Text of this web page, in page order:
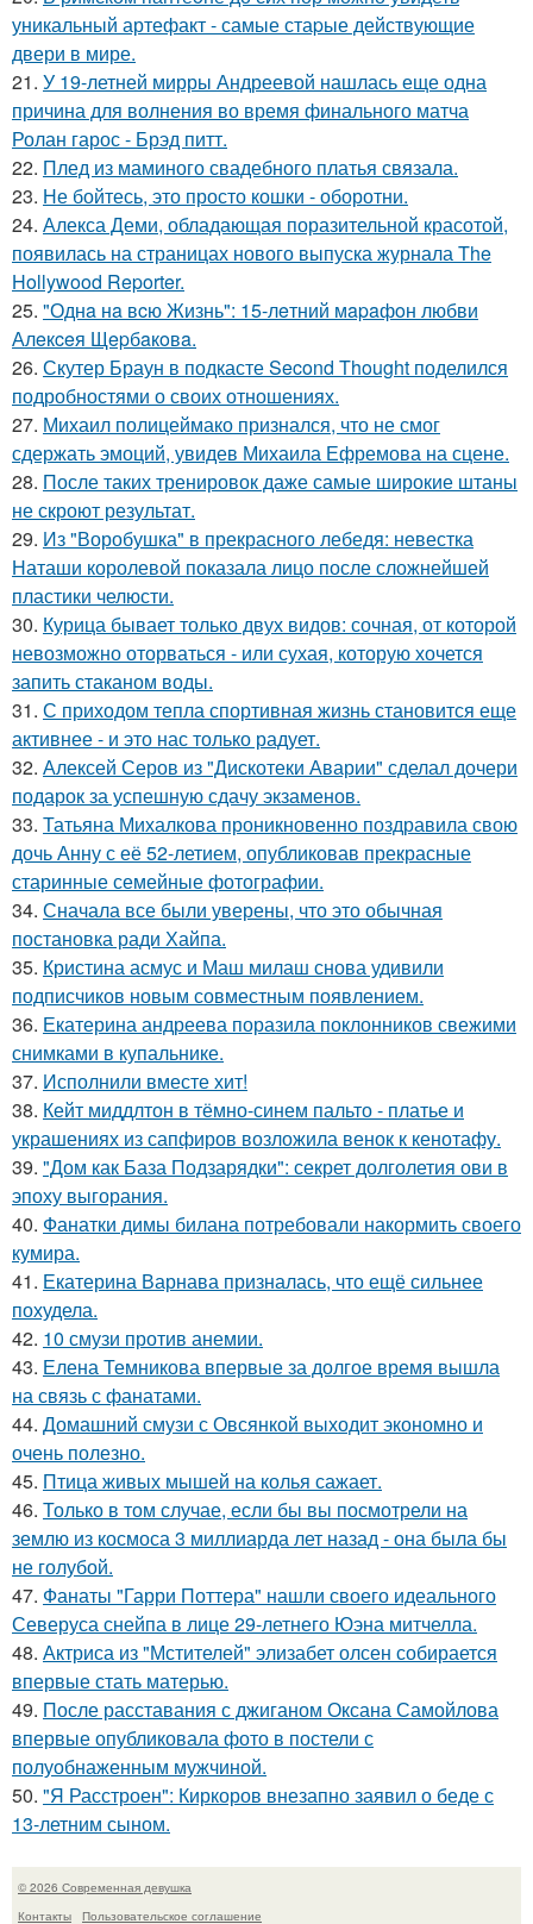
уникальный артефакт - самые стаpые действующие
двери в мире.
21. У 19-летней мирры Андреевой нашлась еще одна
причина для волнения во время финального матча
Ролан гарос - Брэд питт.
22. Плед из маминого свадебного платья связала.
23. Не бойтесь, это просто кошки - оборотни.
24. Алекса Деми, обладающая поразительной красотой,
появилась на страницах нового выпуска журнала The
Hollywood Reporter.
25. "Однa нa вcю Жизнь": 15-лeтний мapaфoн любви
Алeкceя Щepбaкoвa.
26. Скутер Браун в подкасте Second Thought поделился
подробностями о своих отношениях.
27. Михаил полицеймако признался, что не смог
сдержать эмоций, увидев Михаила Ефремова на сцене.
28. После таких тренировок даже самые широкие штаны
не скроют результат.
29. Из "Воробушка" в прекрасного лебедя: невестка
Наташи королевой показала лицо после сложнейшей
пластики челюсти.
30. Курица бывает только двух видов: сочная, от которой
невозможно оторваться - или сухая, которую хочется
запить стаканом воды.
31. С приходом тепла спортивная жизнь становится еще
активнее - и это нас только радует.
32. Алексей Серов из "Дискотеки Аварии" сделал дочери
подарок за успешную сдачу экзаменов.
33. Татьяна Михалкова проникновенно поздравила свою
дочь Анну с её 52-летием, опубликовав прекрасные
старинные семейные фотографии.
34. Сначала все были уверены, что это обычная
постановка ради Хайпа.
35. Кристина асмус и Маш милаш снова удивили
подписчиков новым совместным появлением.
36. Екатерина андреева поразила поклонников свежими
снимками в купальнике.
37. Исполнили вместе хит!
38. Кейт миддлтон в тёмно-синем пальто - платье и
украшениях из сапфиров возложила венок к кенотафу.
39. "Дом как База Подзарядки": секрет долголетия ови в
эпоху выгорания.
40. Фанатки димы билана потребовали накормить своего
кумира.
41. Екатерина Варнава призналась, что ещё сильнее
похудела.
42. 10 смузи против анемии.
43. Елена Темникова впервые за долгое время вышла
на связь с фанатами.
44. Домашний смузи с Овсянкой выходит экономно и
очень полезно.
45. Птица живых мышей на колья сажает.
46. Только в том случае, если бы вы посмотрели на
землю из космоса 3 миллиарда лет назад - она была бы
не голубой.
47. Фанаты "Гарри Поттера" нашли своего идеального
Северуса снейпа в лице 29-летнего Юэна митчелла.
48. Актриса из "Мстителей" элизабет олсен собирается
впервые стать матерью.
49. После расставания с джиганом Оксана Самойлова
впервые опубликовала фото в постели с
полуобнаженным мужчиной.
50. "Я Расстроен": Киркоров внезапно заявил о беде с
13-летним сыном.
© 2026 Современная девушка
Контакты
Пользовательское соглашение